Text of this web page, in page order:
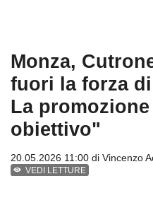
Monza,
fuori la forza
La
obiettivo"
20.05.2026 11:00 di Vincenzo
VEDI LETTURE